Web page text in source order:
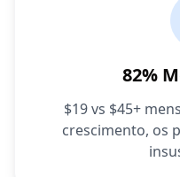
82%
$19 vs $45+
crescimento, os